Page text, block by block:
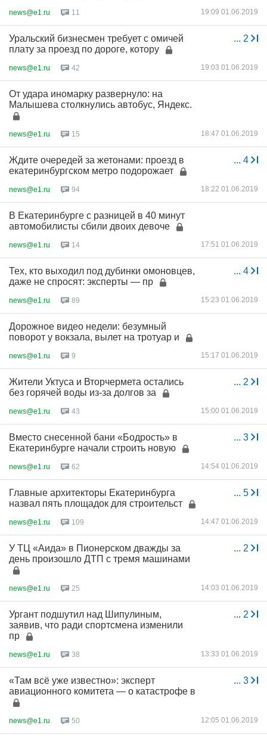
news@e1.ru 11 19:09 01.06.2019
... 2
Уральский бизнесмен требует с омичей
плату за проезд по дороге, котору
news@e1.ru 42 19:03 01.06.2019
От удара иномарку развернуло: на
Малышева столкнулись автобус, Яндекс.
news@e1.ru 15 18:47 01.06.2019
... 4
Ждите очередей за жетонами: проезд в
екатеринбургском метро подорожает
news@e1.ru 94 18:22 01.06.2019
В Екатеринбурге с разницей в 40 минут
автомобилисты сбили двоих девоче
news@e1.ru 14 17:51 01.06.2019
... 4
Тех, кто выходил под дубинки омоновцев,
даже не спросят: эксперты — пр
news@e1.ru 89 15:23 01.06.2019
Дорожное видео недели: безумный
поворот у вокзала, вылет на тротуар и
news@e1.ru 9 15:17 01.06.2019
... 2
Жители Уктуса и Вторчермета остались
без горячей воды из-за долгов за
news@e1.ru 43 15:00 01.06.2019
... 3
Вместо снесенной бани «Бодрость» в
Екатеринбурге начали строить новую
news@e1.ru 62 14:54 01.06.2019
... 5
Главные архитекторы Екатеринбурга
назвал пять площадок для строительст
news@e1.ru 109 14:47 01.06.2019
... 2
У ТЦ «Аида» в Пионерском дважды за
день произошло ДТП с тремя машинами
news@e1.ru 25 14:03 01.06.2019
... 2
Ургант подшутил над Шипулиным,
заявив, что ради спортсмена изменили
пр
news@e1.ru 38 13:33 01.06.2019
... 3
«Там всё уже известно»: эксперт
авиационного комитета — о катастрофе в
news@e1.ru 50 12:05 01.06.2019